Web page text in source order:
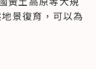
景復育，可以為